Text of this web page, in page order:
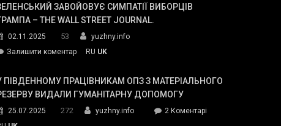
ЗАВОЙОВУЄ СИМПАТІЇ ВИБОРЦІВ
– THE WALL STREET JOURNAL.
02.11.2025 53
yuzhny.info
Залишити коментарon
завойовує
симпатії
Трампа
RU UK
ПІВДЕННОМУ ПРАЦІВНИКАМ ОПЗ З МАТЕРІАЛЬНОГО
ВИДАЛИ ГУМАНІТАРНУ ДОПОМОГУ
25.07.2025 272 yuzhny.info 2 Коментарідо